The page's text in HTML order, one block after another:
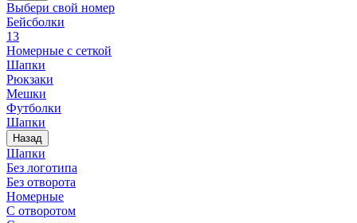
Выбери свой номер
Бейсболки
13
Номерные с сеткой
Шапки
Рюкзаки
Мешки
Футболки
Шапки
Назад
Шапки
Без логотипа
Без отворота
Номерные
С отворотом